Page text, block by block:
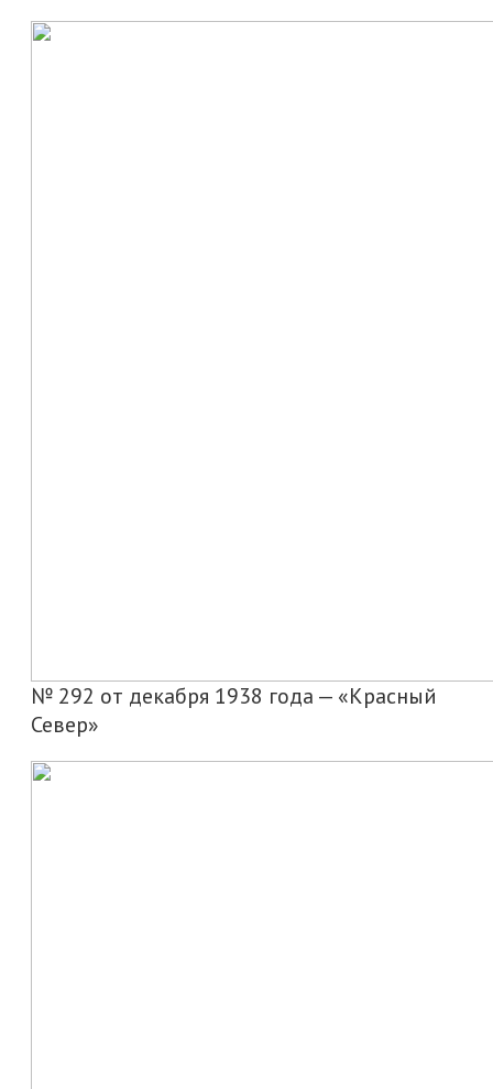
№ 292 от декабря 1938 года — «Красный
Север»